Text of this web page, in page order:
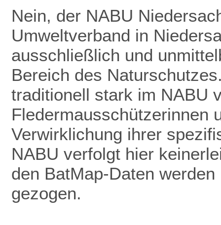
Nein, der NABU
Umweltverband in
ausschließlich und
Bereich des
traditionell stark im NABU
Fledermausschützerinnen
Verwirklichung ihrer
NABU verfolgt hier
den BatMap-Daten
gezogen.